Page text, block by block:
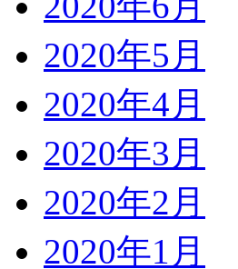
2020年5月
2020年4月
2020年3月
2020年2月
2020年1月